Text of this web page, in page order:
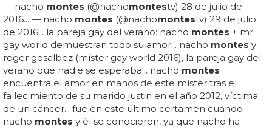
— nacho montes (@nachomontestv) 28 de julio de
2016... — nacho montes (@nachomontestv) 29 de julio
de 2016... la pareja gay del verano: nacho montes + mr
gay world demuestran todo su amor... nacho montes y
roger gosalbez (míster gay world 2016), la pareja gay del
verano que nadie se esperaba... nacho montes
encuentra el amor en manos de este míster tras el
fallecimiento de su marido justin en el año 2012, víctima
de un cáncer... fue en este último certamen cuando
nacho montes y él se conocieron, ya que nacho ha